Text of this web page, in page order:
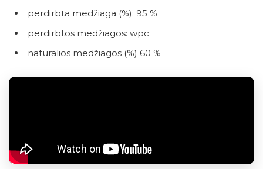
perdirbta medžiaga (%): 95 %
perdirbtos medžiagos: wpc
natūralios medžiagos (%) 60 %